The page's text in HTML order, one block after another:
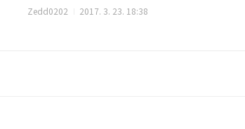
Zedd0202 2017. 3. 23. 18:38